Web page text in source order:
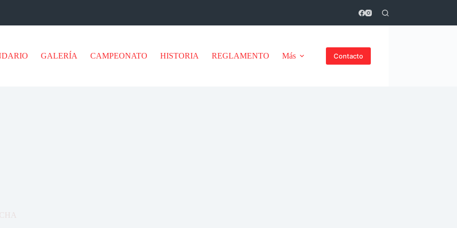
GALERÍA CAMPEONATO HISTORIA REGLAMENTO Más Contacto